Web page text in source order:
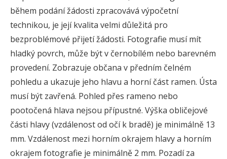
během podání žádosti zpracovává výpočetní
technikou, je její kvalita velmi důležitá pro
bezproblémové přijetí žádosti. Fotografie musí mít
hladký povrch, může být v černobílém nebo barevném
provedení. Zobrazuje občana v předním čelném
pohledu a ukazuje jeho hlavu a horní část ramen. Ústa
musí být zavřená. Pohled přes rameno nebo
pootočená hlava nejsou přípustné. Výška obličejové
části hlavy (vzdálenost od očí k bradě) je minimálně 13
mm. Vzdálenost mezi horním okrajem hlavy a horním
okrajem fotografie je minimálně 2 mm. Pozadí za